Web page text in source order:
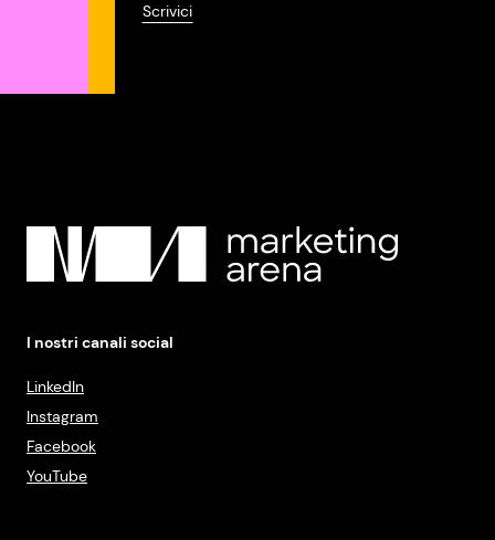
Scrivici
I nostri canali social
LinkedIn
Instagram
Facebook
YouTube